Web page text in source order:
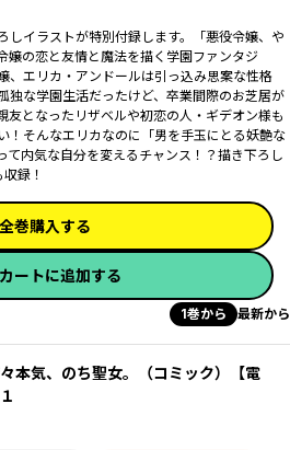
イラストが特別付録します。「悪役令嬢、や
嬢の恋と友情と魔法を描く学園ファンタジ
、エリカ・アンドールは引っ込み思案な性格
独な学園生活だったけど、卒業間際のお芝居が
となったリザベルや初恋の人・ギデオン様も
！そんなエリカなのに「男を手玉にとる妖艶な
内気な自分を変えるチャンス！？描き下ろし
録！
全巻購入する
ートに追加する
1巻から 最新から
本気、のち聖女。（コミック）【電